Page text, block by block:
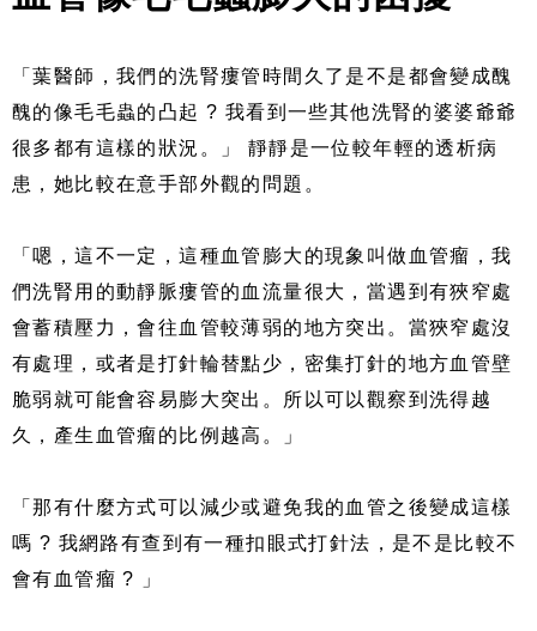
「葉醫師，我們的洗腎瘻管時間久了是不是都會變成醜
醜的像毛毛蟲的凸起 ? 我看到一些其他洗腎的婆婆爺爺
很多都有這樣的狀況。」 靜靜是一位較年輕的透析病
患，她比較在意手部外觀的問題。
「嗯，這不一定，這種血管膨大的現象叫做血管瘤，我
們洗腎用的動靜脈瘻管的血流量很大，當遇到有狹窄處
會蓄積壓力，會往血管較薄弱的地方突出。當狹窄處沒
有處理，或者是打針輪替點少，密集打針的地方血管壁
脆弱就可能會容易膨大突出。所以可以觀察到洗得越
久，產生血管瘤的比例越高。」
「那有什麼方式可以減少或避免我的血管之後變成這樣
嗎 ? 我網路有查到有一種扣眼式打針法，是不是比較不
會有血管瘤 ? 」